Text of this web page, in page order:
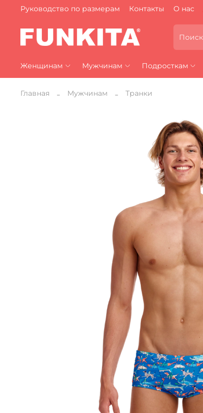
Руководство по размерам Контакты О нас
Женщинам Мужчинам Подросткам
Главная Мужчинам Транки